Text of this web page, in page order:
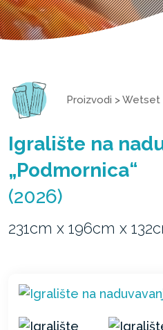
Proizvodi >Wetset
Igralište na
„Podmornica“
(2026)
231cm x 196cm x